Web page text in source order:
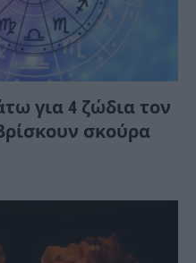
για 4 ζώδια τον
σκούρα